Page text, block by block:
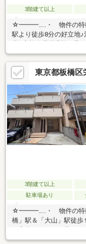
3階建て以上
☆━━━…‥・ 物件の特
駅より徒歩8分の好立地♪
収益物件としても検討
ー・小学校があり、生
お待ちしておりま
━━━☆【豊富な未公開物
す。豊島区・板橋区・
で！都内に17店舗展開
はぜひ、アドキャストま
東京都板橋区
3階建て以上
駐車場あり
☆━━━…‥・ 物件の特
橋」駅＆「大山」駅徒
備した機能的な間取り